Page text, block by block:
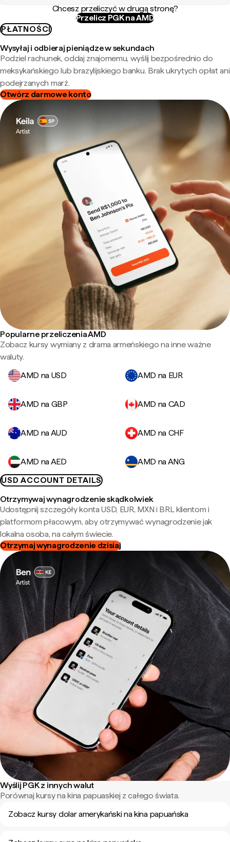
Chcesz przeliczyć w drugą stronę?
Przelicz PGK na AMD
PŁATNOŚCI
Wysyłaj i odbieraj pieniądze w sekundach
Podziel rachunek, oddaj znajomemu, wyślij bezpośrednio do
meksykańskiego lub brazylijskiego banku. Brak ukrytych opłat ani
podejrzanych marż.
Otwórz darmowe konto
Popularne przeliczenia AMD
Zobacz kursy wymiany z drama armeńskiego na inne ważne
waluty.
AMD na USD
AMD na EUR
AMD na GBP AMD na CAD
AMD na AUD AMD na CHF
AMD na AED
AMD na ANG
USD ACCOUNT DETAILS
Otrzymywaj wynagrodzenie skądkolwiek
Udostępnij szczegóły konta USD, EUR, MXN i BRL klientom i
platformom płacowym, aby otrzymywać wynagrodzenie jak
lokalna osoba, na całym świecie.
Otrzymaj wynagrodzenie dzisiaj
Wyślij PGK z innych walut
Porównaj kursy na kina papuaskiej z całego świata.
Zobacz kursy dolar amerykański na kina papuańska